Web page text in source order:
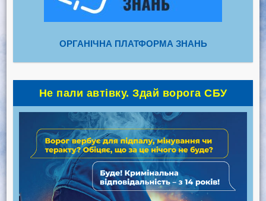
ОРГАНІЧНА ПЛАТФОРМА ЗНАНЬ
Не пали автівку. Здай ворога СБУ